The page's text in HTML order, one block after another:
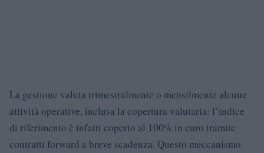
La gestione valuta trimestralmente o mensilmente alcune
attività operative, inclusa la copertura valutaria: l’indice
di riferimento è infatti coperto al 100% in euro tramite
contratti forward a breve scadenza. Questo meccanismo